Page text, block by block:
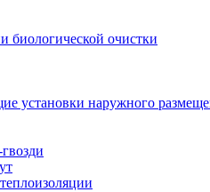
биологической очистки
установки наружного